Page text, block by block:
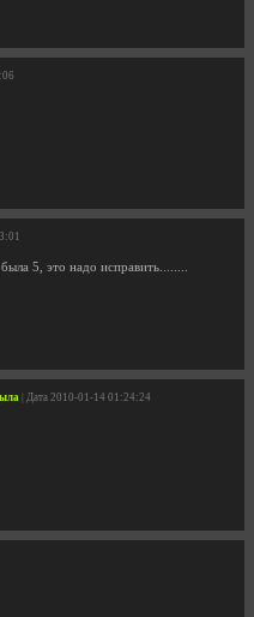
5, это надо исправить........
| Дата 2010-01-14 01:24:24